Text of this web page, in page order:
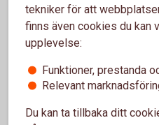
Hantera er
tekniker för att
finns även cookies du kan
upplevelse:
Funktioner, prestanda
Relevant
Du kan ta tillbaka ditt